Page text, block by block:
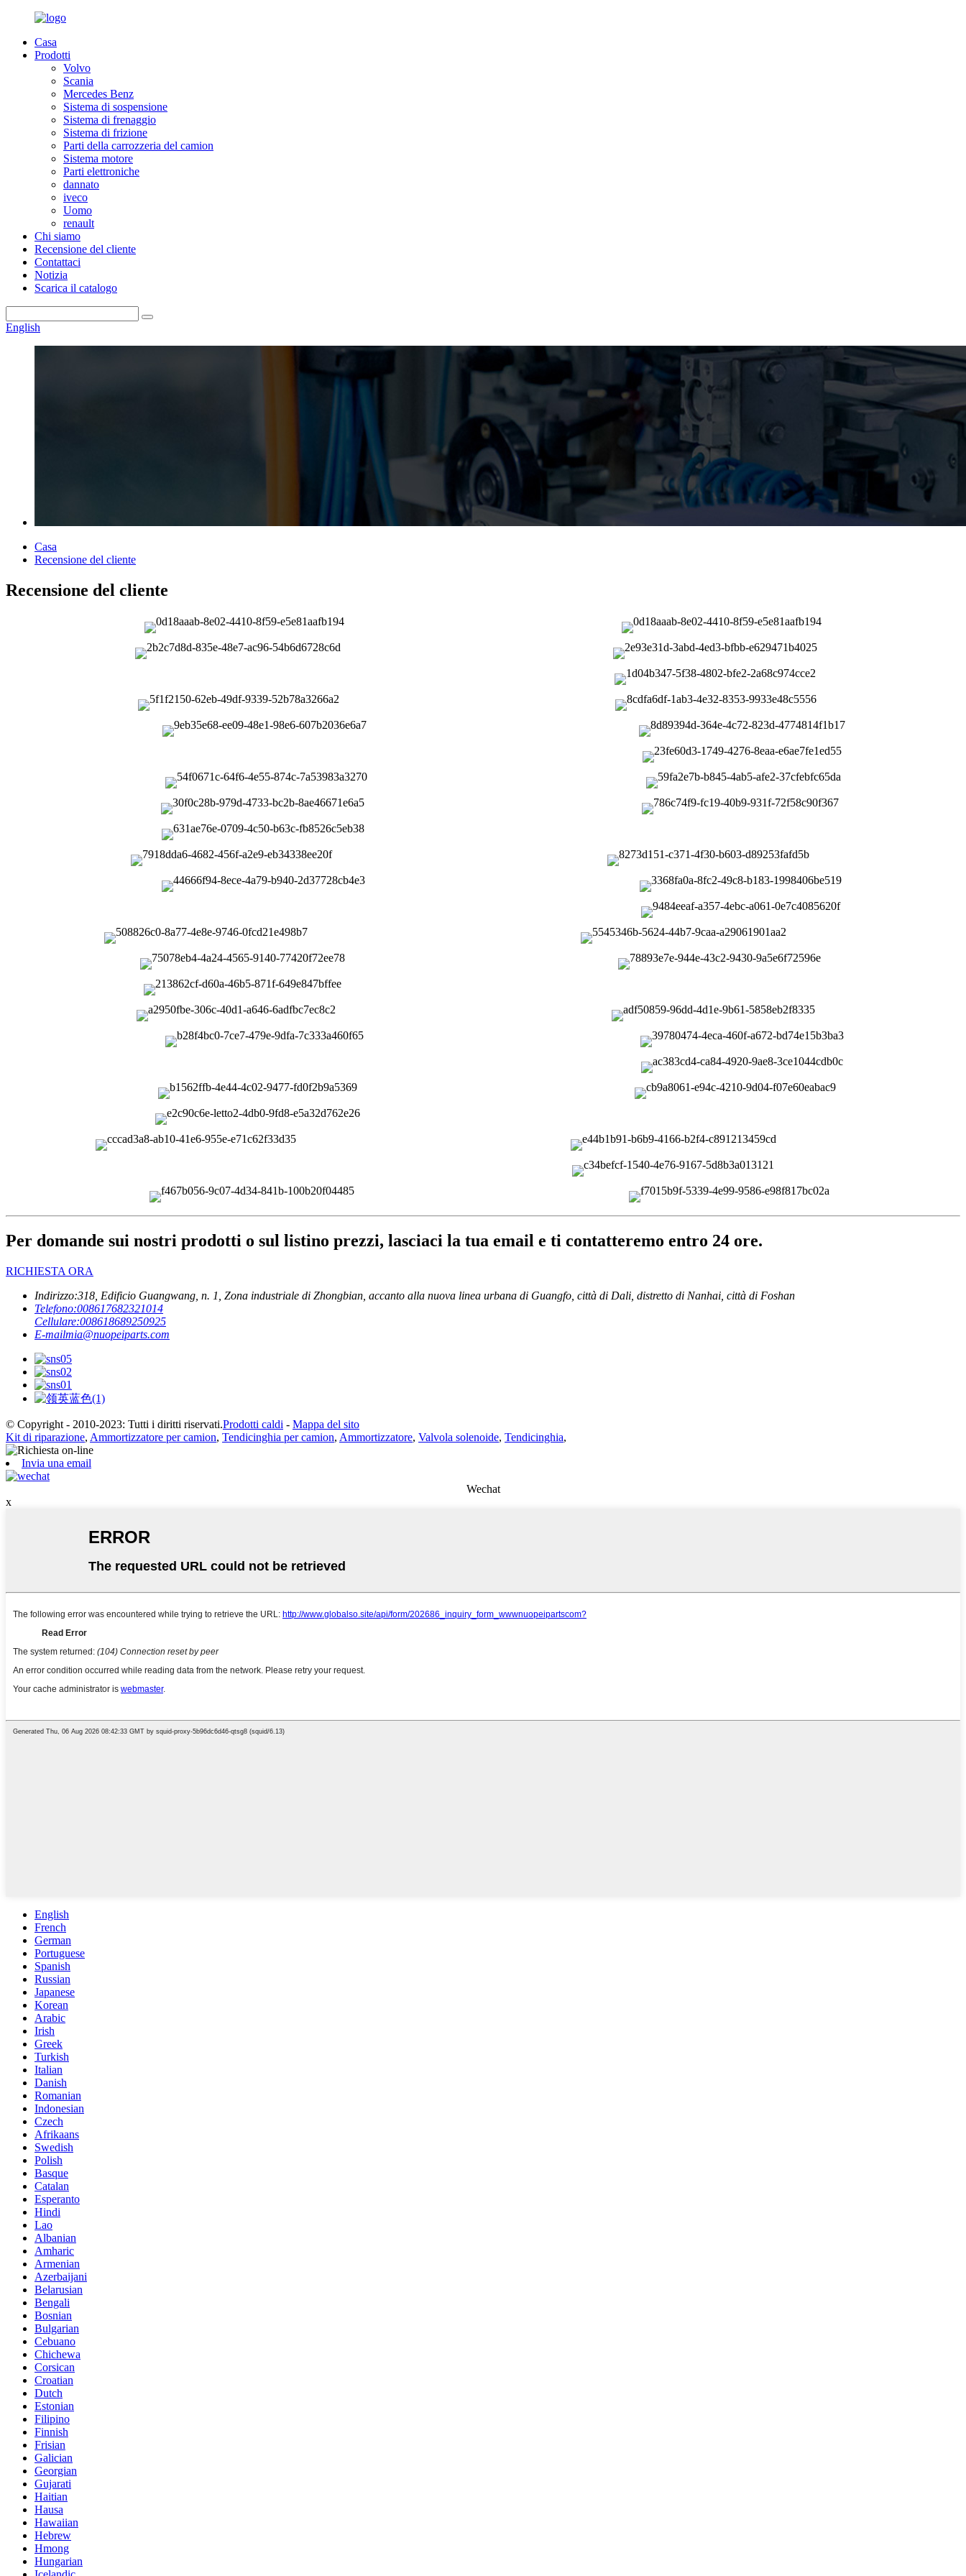
Casa
Prodotti
Volvo
Scania
Mercedes Benz
Sistema di sospensione
Sistema di frenaggio
Sistema di frizione
Parti della carrozzeria del camion
Sistema motore
Parti elettroniche
dannato
iveco
Uomo
renault
Chi siamo
Recensione del cliente
Contattaci
Notizia
Scarica il catalogo
English
Casa
Recensione del cliente
Recensione del cliente
Per domande sui nostri prodotti o sul listino prezzi, lasciaci la tua email e ti contatteremo entro 24 ore.
RICHIESTA ORA
Indirizzo:318, Edificio Guangwang, n. 1, Zona industriale di Zhongbian, accanto alla nuova linea urbana di Guangfo, città di Dali, distretto di Nanhai, città di Foshan
Telefono:008617682321014
Cellulare:008618689250925
E-mailmia@nuopeiparts.com
© Copyright - 2010-2023: Tutti i diritti riservati.Prodotti caldi - Mappa del sito
Kit di riparazione, Ammortizzatore per camion, Tendicinghia per camion, Ammortizzatore, Valvola solenoide, Tendicinghia,
Invia una email
Wechat
x
English
French
German
Portuguese
Spanish
Russian
Japanese
Korean
Arabic
Irish
Greek
Turkish
Italian
Danish
Romanian
Indonesian
Czech
Afrikaans
Swedish
Polish
Basque
Catalan
Esperanto
Hindi
Lao
Albanian
Amharic
Armenian
Azerbaijani
Belarusian
Bengali
Bosnian
Bulgarian
Cebuano
Chichewa
Corsican
Croatian
Dutch
Estonian
Filipino
Finnish
Frisian
Galician
Georgian
Gujarati
Haitian
Hausa
Hawaiian
Hebrew
Hmong
Hungarian